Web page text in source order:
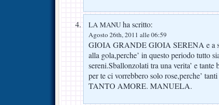
LA MANU ha scritto:
Agosto 26th, 2011 alle 06:59
GIOIA GRANDE GIOIA SERENA e a
alla gola,perche’ in questo periodo tutto
sereni.Sballonzolati tra una verita’ e
per te ci vorrebbero solo rose,perche’
TANTO AMORE. MANUELA.